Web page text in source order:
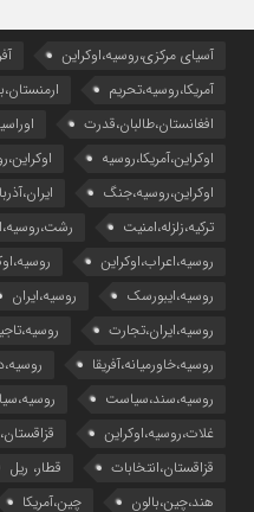
آسیای مرکزی،روسیه،اوکراین
آمریکا،روسیه،تحریم
افغانستان،طالبان،قدرت
اوکراین،آمریکا،روسیه
اوکراین،روسیه،جنگ
ترکیه،زلزله،امنیت
روسیه،اعراب،اوکراین
روسیه،ایبورسک
روسیه،ایران
روسیه،ایران،تجارت
روسیه،خاورمیانه،آفریقا
روسیه،سند،سیاست
غلات،روسیه،اوکراین
قزاقستان،انتخابات
قطار، ریل
هند،چین،بالون
چین،آمریکا